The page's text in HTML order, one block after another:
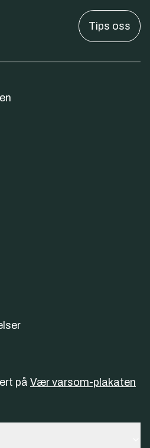
Tips oss
på Vær varsom-plakaten